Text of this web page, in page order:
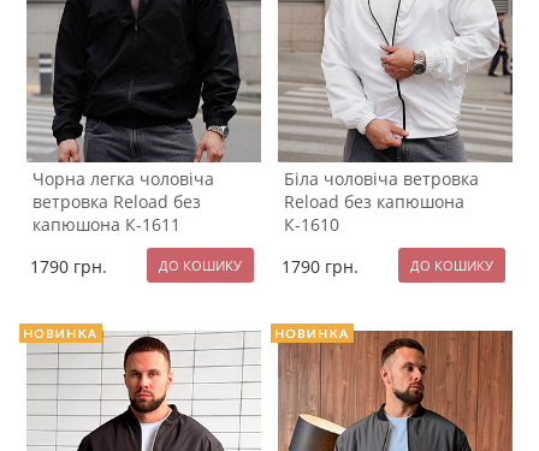
Чорна легка чоловіча
ветровка Reload без
капюшона К-1611
1790 грн.
Біла чоловіча ветровка
Reload без капюшона
К-1610
1790 грн.